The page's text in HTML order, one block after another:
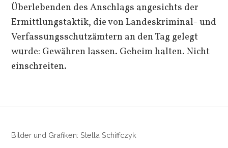
Überlebenden des Anschlags angesichts der
Ermittlungstaktik, die von Landeskriminal- und
Verfassungsschutzämtern an den Tag gelegt
wurde: Gewähren lassen. Geheim halten. Nicht
einschreiten.
Bilder und Grafiken: Stella Schiffczyk